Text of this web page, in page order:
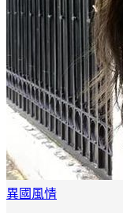
異國風情